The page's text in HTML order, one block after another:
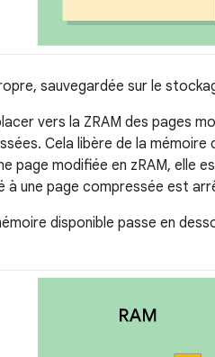
sauvegardée sur le
vers la ZRAM des pages
Cela libère de la mémoire
page modifiée en zRAM, elle
à une page compressée est
disponible passe en